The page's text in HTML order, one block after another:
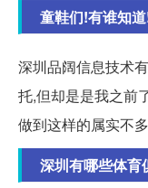
童鞋们!有谁知
深圳品阔信息技术
托,但却是是我之前
做到这样的属实不
深圳有哪些体育